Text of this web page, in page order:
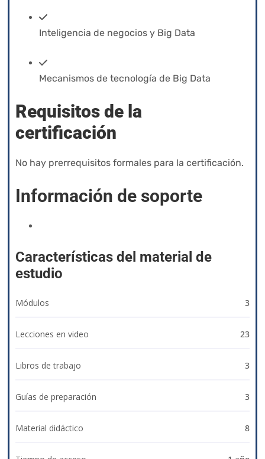
Inteligencia de negocios y Big Data
Mecanismos de tecnología de Big Data
Requisitos de la
certificación
No hay prerrequisitos formales para la certificación.
Información de soporte
Características del material de
estudio
Módulos 3
Lecciones en video 23
Libros de trabajo 3
Guías de preparación 3
Material didáctico 8